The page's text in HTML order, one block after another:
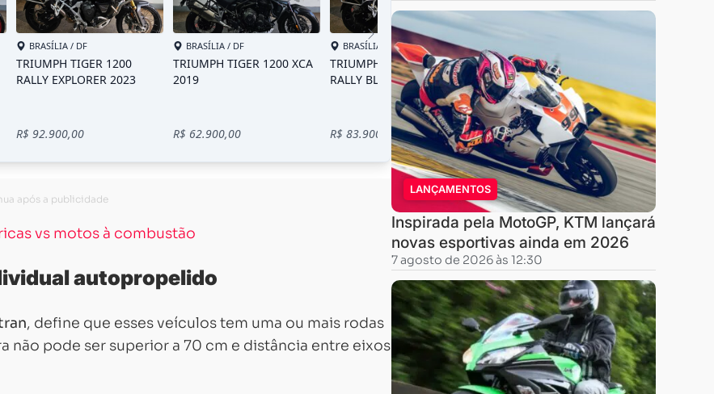
vs motos à combustão
autopropelido
, define que esses veículos tem uma ou mais rodas
não pode ser superior a 70 cm e distância entre eixos
LANÇAMENTOS
Inspirada pela MotoGP, KTM lançará
novas esportivas ainda em 2026
7 agosto de 2026 às 12:30